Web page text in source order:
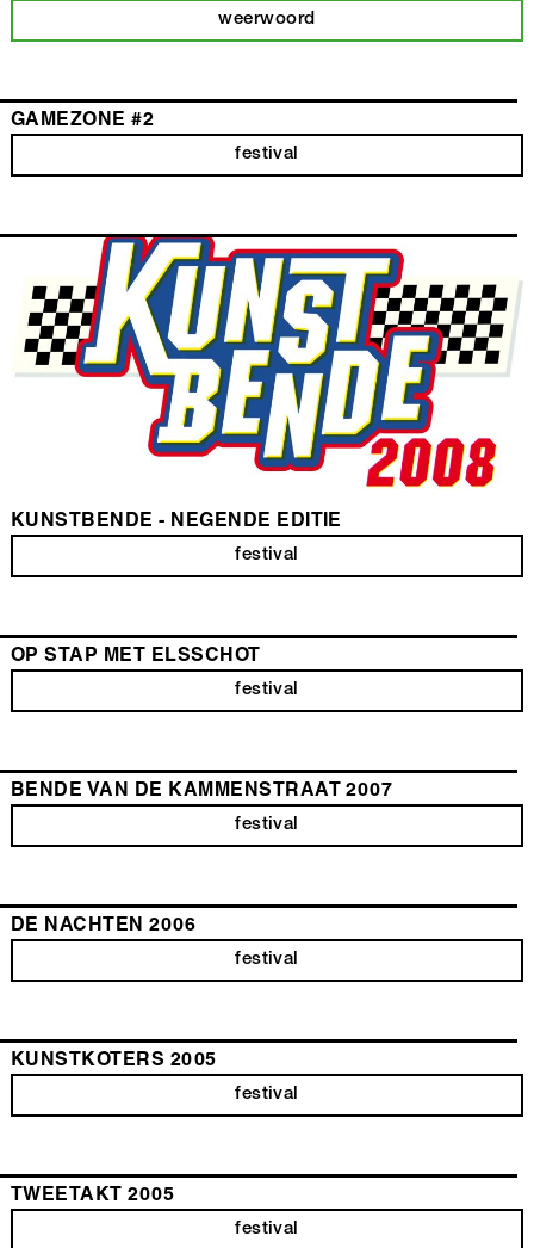
weerwoord
GAMEZONE #2
festival
KUNSTBENDE - NEGENDE EDITIE
festival
OP STAP MET ELSSCHOT
festival
BENDE VAN DE KAMMENSTRAAT 2007
festival
DE NACHTEN 2006
festival
KUNSTKOTERS 2005
festival
TWEETAKT 2005
festival